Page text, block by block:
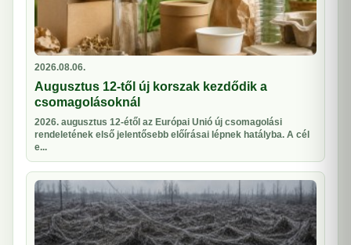
2026.08.06.
Augusztus 12-től új korszak kezdődik a
csomagolásoknál
2026. augusztus 12-étől az Európai Unió új csomagolási
rendeletének első jelentősebb előírásai lépnek hatályba. A cél
e...